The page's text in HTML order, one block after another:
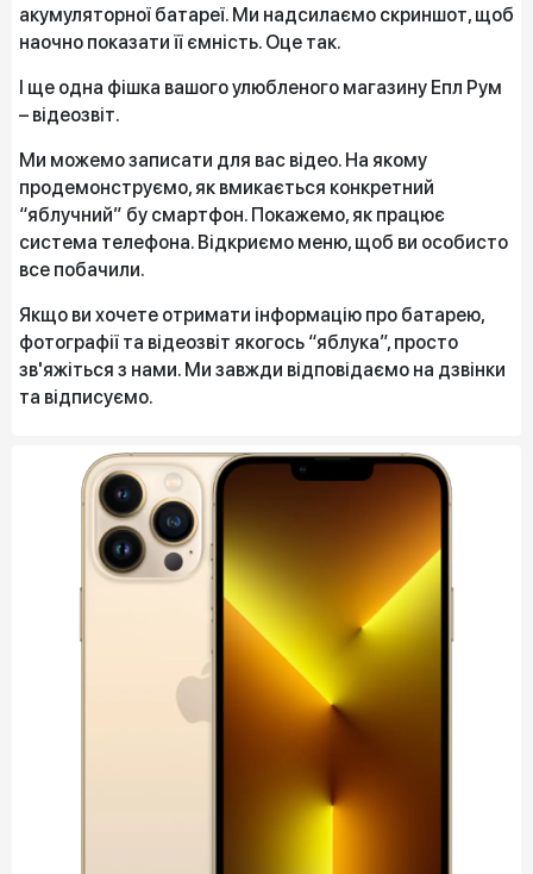
акумуляторної батареї. Ми надсилаємо скриншот, щоб
наочно показати її ємність. Оце так.
І ще одна фішка вашого улюбленого магазину Епл Рум
– відеозвіт.
Ми можемо записати для вас відео. На якому
продемонструємо, як вмикається конкретний
“яблучний” бу смартфон. Покажемо, як працює
система телефона. Відкриємо меню, щоб ви особисто
все побачили.
Якщо ви хочете отримати інформацію про батарею,
фотографії та відеозвіт якогось “яблука”, просто
зв'яжіться з нами. Ми завжди відповідаємо на дзвінки
та відписуємо.